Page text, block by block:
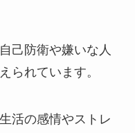
己防衛や嫌いな人
られています。
活の感情やストレ